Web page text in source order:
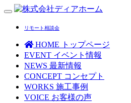
Toggle
リモート相談会
HOME
トップページ
EVENT イベント情報
NEWS 最新情報
CONCEPT コンセプト
WORKS 施工事例
VOICE お客様の声